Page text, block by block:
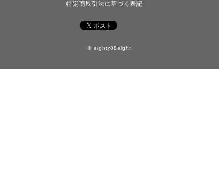
特定商取引法に基づく表記
© eighty88eight